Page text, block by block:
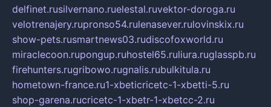
delfinet.rusilvernano.ruelestal.ruvektor-doroga.ru
velotrenajery.rupronso54.rulenasever.rulovinskix.ru
show-pets.rusmartnews03.rudiscofoxworld.ru
miraclecoon.rupongup.ruhostel65.ruliura.ruglasspb.ru
firehunters.rugribowo.rugnalis.rubulkitula.ru
hometown-france.ru1-xbeticricetc-1-xbetti-5.ru
shop-garena.rucricetc-1-xbetr-1-xbetcc-2.ru